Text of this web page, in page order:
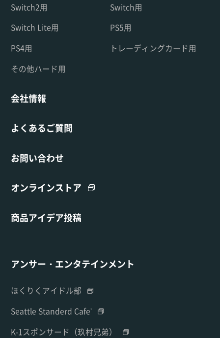
Switch2用
Switch用
Switch Lite用
PS5用
PS4用
トレーディングカード用
その他ハード用
会社情報
よくあるご質問
お問い合わせ
オンラインストア
商品アイデア投稿
アンサー・エンタテインメント
ほくりくアイドル部
Seattle Standerd Cafe'
K-1スポンサード（玖村兄弟）